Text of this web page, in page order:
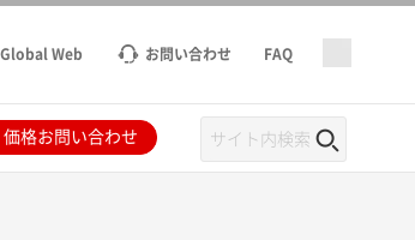
Global Web お問い合わせ FAQ
価格お問い合わせ